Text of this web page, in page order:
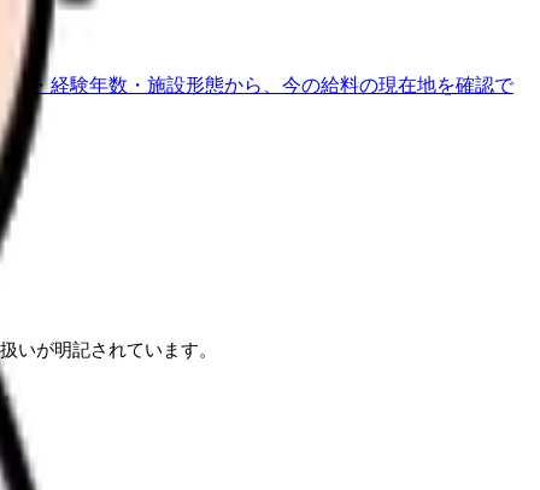
域・経験年数・施設形態から、今の給料の現在地を確認で
いが明記されています。